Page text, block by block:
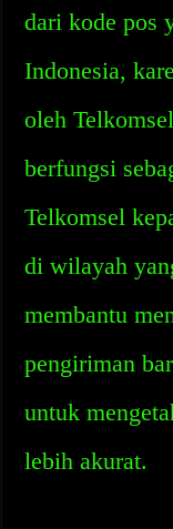
dari kode pos
Indonesia,
oleh
berfungsi
Telkomsel
di wilayah
membantu
pengiriman
untuk
lebih akurat.